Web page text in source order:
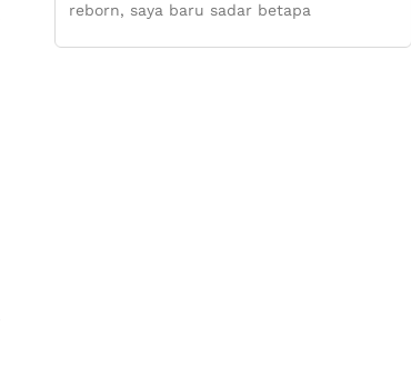
reborn, saya baru sadar betapa